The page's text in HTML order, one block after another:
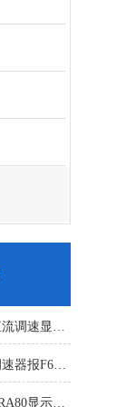
西门子6RA80上电直流调速显示F60068修复解决
西门子6RA80直流调速器报F60161修复方法有
西门子直流变频器6RA80显示报F60097代码修复